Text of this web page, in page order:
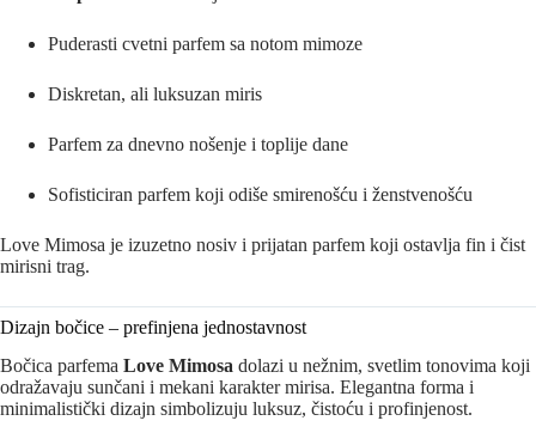
Puderasti cvetni parfem sa notom mimoze
Diskretan, ali luksuzan miris
Parfem za dnevno nošenje i toplije dane
Sofisticiran parfem koji odiše smirenošću i ženstvenošću
Love Mimosa je izuzetno nosiv i prijatan parfem koji ostavlja fin i čist
mirisni trag.
Dizajn bočice – prefinjena jednostavnost
Bočica parfema Love Mimosa dolazi u nežnim, svetlim tonovima koji
odražavaju sunčani i mekani karakter mirisa. Elegantna forma i
minimalistički dizajn simbolizuju luksuz, čistoću i profinjenost.